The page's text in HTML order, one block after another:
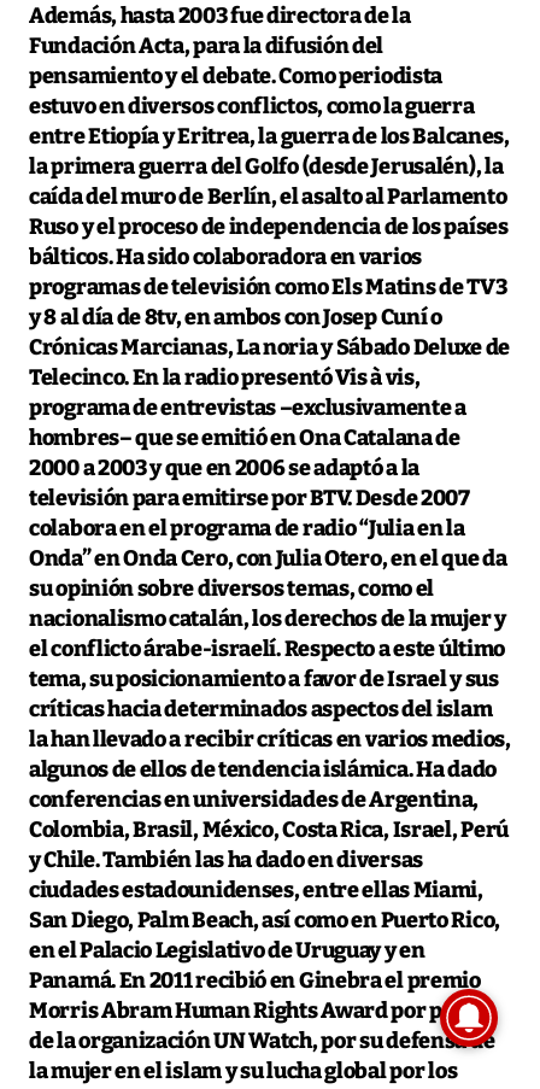
Además, hasta 2003 fue directora de la
Fundación Acta, para la difusión del
pensamiento y el debate. Como periodista
estuvo en diversos conflictos, como la guerra
entre Etiopía y Eritrea, la guerra de los Balcanes,
la primera guerra del Golfo (desde Jerusalén), la
caída del muro de Berlín, el asalto al Parlamento
Ruso y el proceso de independencia de los países
bálticos. Ha sido colaboradora en varios
programas de televisión como Els Matins de TV3
y 8 al día de 8tv, en ambos con Josep Cuní o
Crónicas Marcianas, La noria y Sábado Deluxe de
Telecinco. En la radio presentó Vis à vis,
programa de entrevistas –exclusivamente a
hombres– que se emitió en Ona Catalana de
2000 a 2003 y que en 2006 se adaptó a la
televisión para emitirse por BTV. Desde 2007
colabora en el programa de radio “Julia en la
Onda” en Onda Cero, con Julia Otero, en el que da
su opinión sobre diversos temas, como el
nacionalismo catalán, los derechos de la mujer y
el conflicto árabe-israelí. Respecto a este último
tema, su posicionamiento a favor de Israel y sus
críticas hacia determinados aspectos del islam
la han llevado a recibir críticas en varios medios,
algunos de ellos de tendencia islámica. Ha dado
conferencias en universidades de Argentina,
Colombia, Brasil, México, Costa Rica, Israel, Perú
y Chile. También las ha dado en diversas
ciudades estadounidenses, entre ellas Miami,
San Diego, Palm Beach, así como en Puerto Rico,
en el Palacio Legislativo de Uruguay y en
Panamá. En 2011 recibió en Ginebra el premio
Morris Abram Human Rights Award por parte
de la organización UN Watch, por su defensa de
la mujer en el islam y su lucha global por los